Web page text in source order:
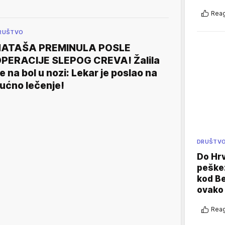
PREMINULA POSLE
SLEPOG CREVA! Žalila
na bol u nozi: Lekar je poslao na
lečenje!
DRUŠTVO
Do
kod